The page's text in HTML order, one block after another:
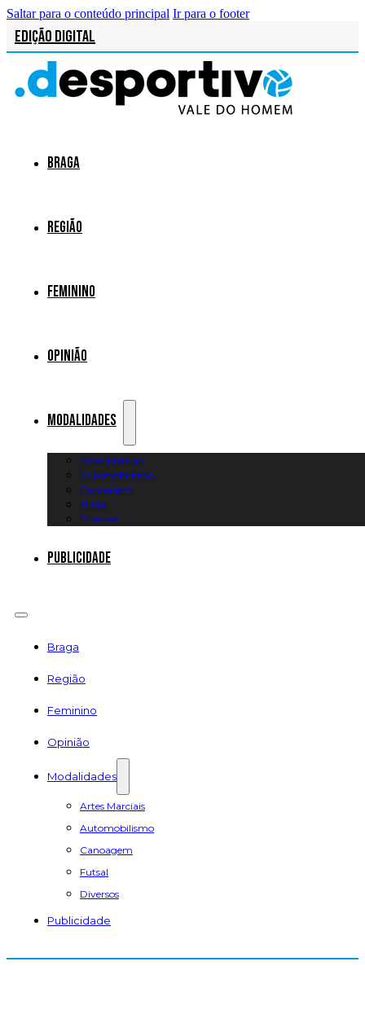
Saltar para o conteúdo principal Ir para o footer
Edição Digital
Braga
Região
Feminino
Opinião
Modalidades
Artes Marciais
Automobilismo
Canoagem
Futsal
Diversos
Publicidade
Braga
Região
Feminino
Opinião
Modalidades
Artes Marciais
Automobilismo
Canoagem
Futsal
Diversos
Publicidade